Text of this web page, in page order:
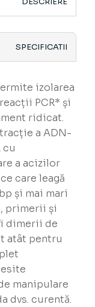
SPECIFICATII
izolarea
PCR* și
ridicat.
a ADN-
cu
a acizilor
care leagă
și mai mari
primerii și
dimerii de
atât pentru
manipulare
dvs. curentă.